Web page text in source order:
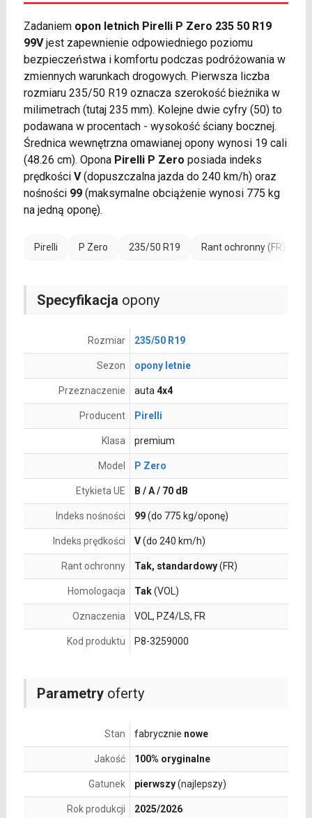
Zadaniem opon letnich Pirelli P Zero 235 50 R19
99Vjest zapewnienie odpowiedniego poziomu
bezpieczeństwa i komfortu podczas podróżowania w
zmiennych warunkach drogowych. Pierwsza liczba
rozmiaru 235/50 R19 oznacza szerokość bieżnika w
milimetrach (tutaj 235 mm). Kolejne dwie cyfry (50) to
podawana w procentach - wysokość ściany bocznej.
Średnica wewnętrzna omawianej opony wynosi 19 cali
(48.26 cm). Opona Pirelli P Zero posiada indeks
prędkości V(dopuszczalna jazda do 240 km/h) oraz
nośności 99(maksymalne obciążenie wynosi 775 kg
na jedną oponę).
Pirelli P Zero 235/50 R19 Rant ochronny (FR)
Parametryoferty
Stan fabrycznie nowe
Jakość 100% oryginalne
Gatunek pierwszy(najlepszy)
Rok produkcji 2025/2026
Specyfikacja opony
Rozmiar 235/50 R19
Sezon opony letnie
Przeznaczenie auta 4x4
Producent Pirelli
Klasa premium
Model P Zero
Etykieta UE B / A / 70 dB
Indeks nośności 99(do 775 kg/oponę)
Indeks prędkości V(do 240 km/h)
Rant ochronny Tak, standardowy(FR)
Homologacja Tak(VOL)
Oznaczenia VOL, PZ4/LS, FR
Kod produktu P8-3259000